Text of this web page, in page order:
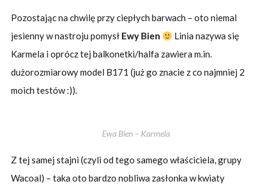
Pozostając na chwilę przy ciepłych barwach – oto niemal
jesienny w nastroju pomysł Ewy Bien
Linia nazywa się
Karmela i oprócz tej balkonetki/halfa zawiera m.in.
dużorozmiarowy model B171 (już go znacie z co najmniej 2
moich testów :)).
Ewa Bien – Karmela
Z tej samej stajni (czyli od tego samego właściciela, grupy
Wacoal) – taka oto bardzo nobliwa zasłonka w kwiaty